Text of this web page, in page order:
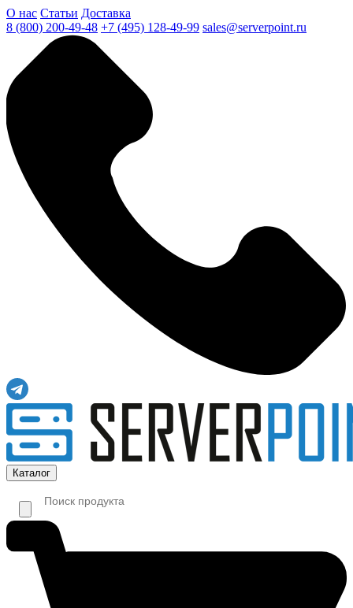
О нас Статьи Доставка
8 (800) 200-49-48 +7 (495) 128-49-99 sales@serverpoint.ru
Каталог